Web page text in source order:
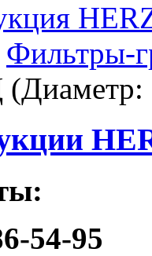
Фильтры-
(Диаметр:
54-95